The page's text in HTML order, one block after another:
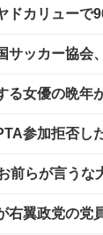
ドカリューで
“性接待”報道・・・」→「2002年の審判買収
まりにも寂しすぎる！と話題に、自
加拒否した親へ最
」とメディア関係者の一般人への苦言
から銀行口座を作る権利を剥